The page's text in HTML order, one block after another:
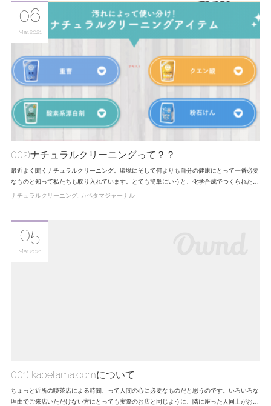
002)ナチュラルクリーニングって？？
最近よく聞くナチュラルクリーニング。環境にそして何よりも自分の健康にとって一番必要
なものと知って私たちも取り入れています。とても簡単にいうと、化学合成でつくられた…
06
Mar 2021
ナチュラルクリーニング カベタマジャーナル
001) kabetama.comについて
ちょっと近所の喫茶店による時間、って人間の心に必要なものだと思うのです。いろいろな
理由でご来店いただけない方にとっても実際のお店と同じように、隣に座った人同士がお…
05
Mar 2021